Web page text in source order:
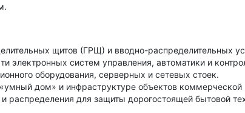
щитов (ГРЩ) и вводно-распределительных
электронных систем управления, автоматики и
оборудования, серверных и сетевых стоек.
дом» и инфраструктуре объектов
распределения для защиты дорогостоящей бытовой